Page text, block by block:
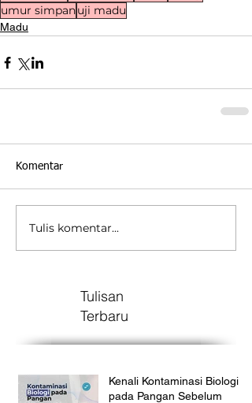
umur simpanuji madu
Madu
Komentar
Tulis komentar...
Tulisan
Terbaru
Kenali Kontaminasi Biologi
pada Pangan Sebelum